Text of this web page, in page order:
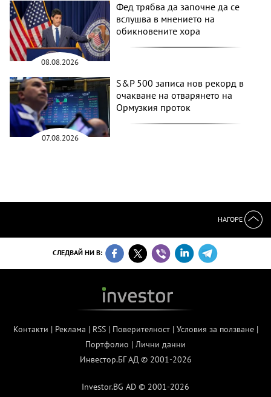
08.08.2026
Фед трябва да започне да се
вслушва в мнението на
обикновените хора
07.08.2026
S&P 500 записа нов рекорд в
очакване на отварянето на
Ормузкия проток
НАГОРЕ
СЛЕДВАЙ НИ В:
Контакти | Реклама | RSS| Поверителност| Условия за ползване|
Портфолио | Лични данни
Инвестор.БГ АД © 2001-2026
Investor.BG AD © 2001-2026